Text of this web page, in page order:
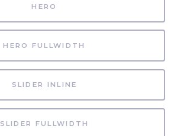
HERO
HERO FULLWIDTH
SLIDER INLINE
SLIDER FULLWIDTH